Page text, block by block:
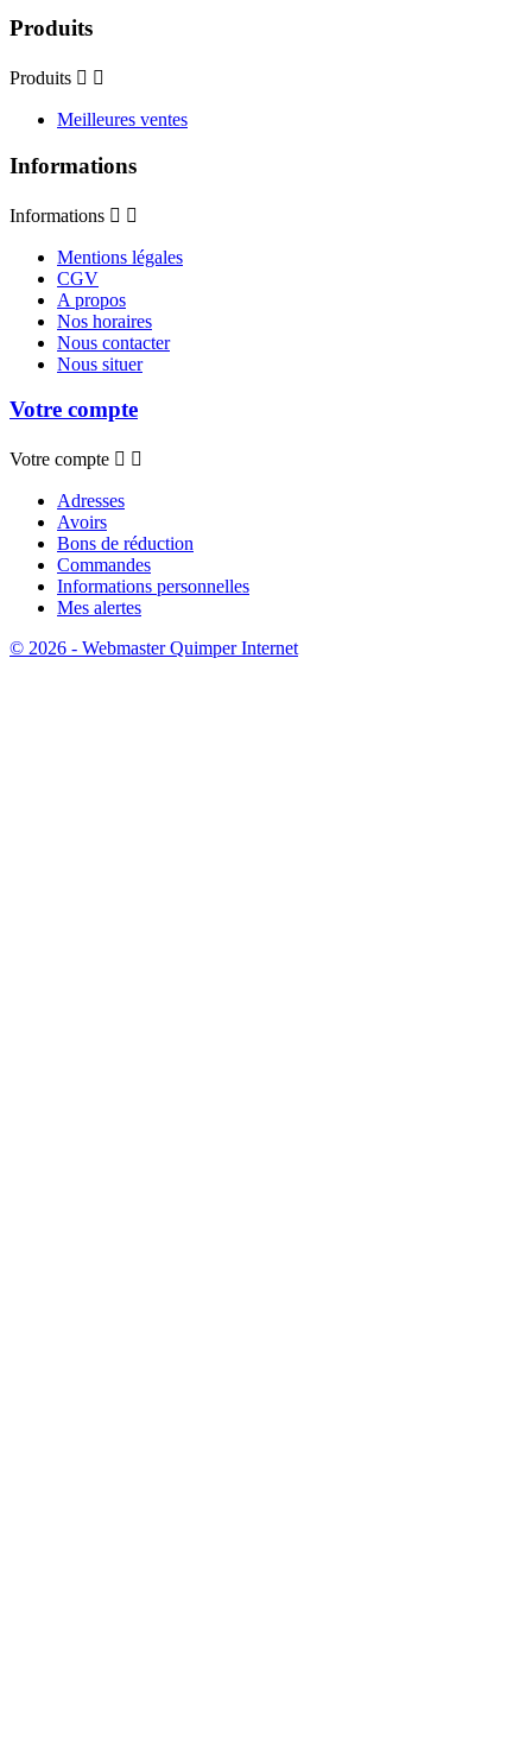
Produits
Produits  
Meilleures ventes
Informations
Informations  
Mentions légales
CGV
A propos
Nos horaires
Nous contacter
Nous situer
Votre compte
Votre compte  
Adresses
Avoirs
Bons de réduction
Commandes
Informations personnelles
Mes alertes
© 2026 - Webmaster Quimper Internet